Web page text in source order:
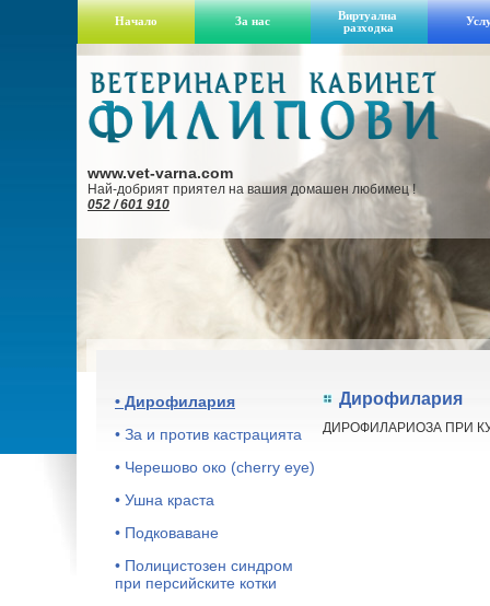
Начало За нас
Виртуална
разходка
www.vet-varna.com
Най-добрият приятел на вашия домашен любимец !
052 / 601 910
• Дирофилария
• За и против кастрацията
• Черешово око (cherry eye)
• Ушна краста
• Подковаване
• Полицистозен синдром
при персийските котки
Дирофилария
ДИРОФИЛАРИОЗА ПРИ